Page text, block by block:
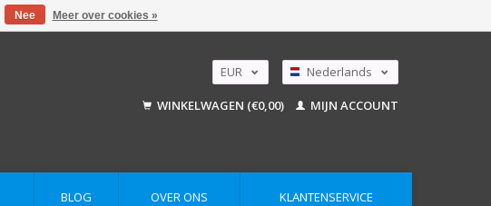
EUR
USD
Nederlands
English
WINKELWAGEN (€0,00) MIJN ACCOUNT
BLOG OVER ONS KLANTENSERVICE
Nee Meer over cookies »